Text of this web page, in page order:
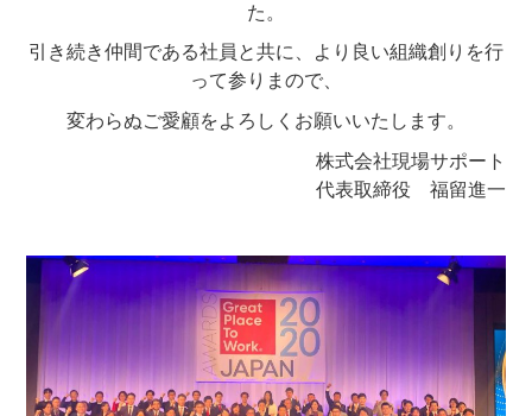
た。
引き続き仲間である社員と共に、より良い組織創りを行
って参りまので、
変わらぬご愛顧をよろしくお願いいたします。
株式会社現場サポート
代表取締役 福留進一